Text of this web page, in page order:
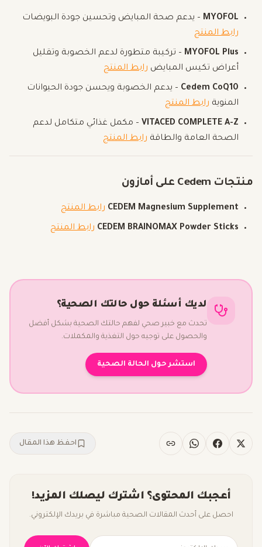
MYOFOL – يدعم صحة المبايض وتحسين جودة البويضات
رابط المنتج
MYOFOL Plus – تركيبة متطورة لدعم الخصوبة وتقليل
أعراض تكيس المبايض رابط المنتج
Cedem CoQ10 – يدعم الخصوبة ويحسن جودة الحيوانات
المنوية رابط المنتج
VITACED COMPLETE A-Z – مكمل غذائي متكامل لدعم
الصحة العامة والطاقة رابط المنتج
منتجات Cedem على أمازون
CEDEM Magnesium Supplement رابط المنتج
CEDEM BRAINOMAX Powder Sticks رابط المنتج
لديك أسئلة حول حالتك الصحية؟
تحدث مع خبير صحي لفهم حالتك الصحية بشكل أفضل
والحصول على توجيه حول التغذية والمكملات.
استشر حول الحالة الصحية
احفظ هذا المقال
أعجبك المحتوى؟ اشترك ليصلك المزيد!
احصل على أحدث المقالات الصحية مباشرة في بريدك الإلكتروني.